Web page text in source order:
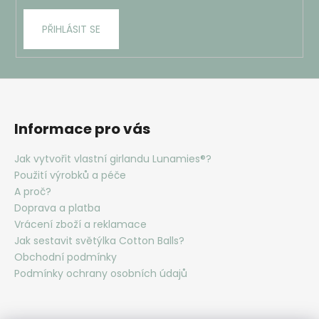
PŘIHLÁSIT SE
Informace pro vás
Jak vytvořit vlastní girlandu Lunamies®?
Použití výrobků a péče
A proč?
Doprava a platba
Vrácení zboží a reklamace
Jak sestavit světýlka Cotton Balls?
Obchodní podmínky
Podmínky ochrany osobních údajů